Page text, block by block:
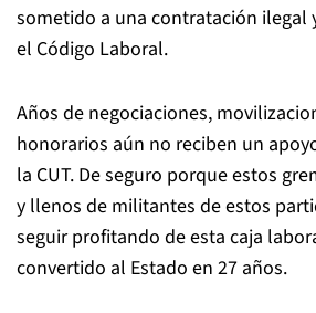
sometido a una contratación ilegal
el Código Laboral.
Años de negociaciones,
honorarios aún no reciben un
la CUT. De seguro porque estos
y llenos de militantes de estos
seguir profitando de esta caja
convertido al Estado en 27 años.